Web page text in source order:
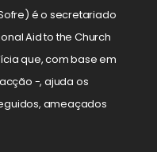
é o secretariado
Aid to the Church
que, com base em
-, ajuda os
ameaçados